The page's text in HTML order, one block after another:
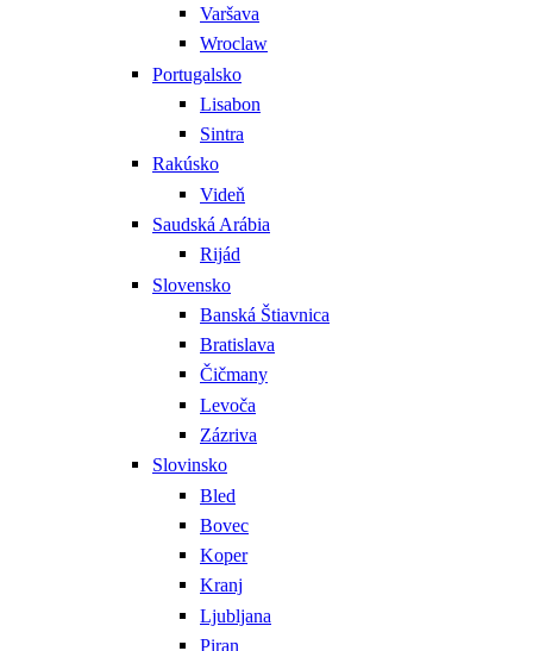
Varšava
Wroclaw
Portugalsko
Lisabon
Sintra
Rakúsko
Videň
Saudská Arábia
Rijád
Slovensko
Banská Štiavnica
Bratislava
Čičmany
Levoča
Zázriva
Slovinsko
Bled
Bovec
Koper
Kranj
Ljubljana
Piran